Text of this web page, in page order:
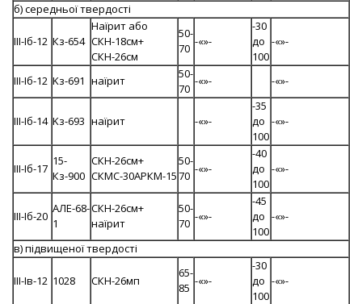
б) середньої твердості
III-Iб-12 Кз-654
Наїрит або
СКН-18см+
СКН-26см
50-
70 -«»-
-30
до
100
-«»-
III-Iб-12 Kз-691 наїрит
50-
70
-«»- -«»-
III-Iб-14 Kз-693 наїрит -«»-
-35
до
100
-«»-
III-Iб-17
15-
Кз-900
СКН-26см+
СКМС-30АРКМ-15
50-
70 -«»-
-40
до
100
-«»-
III-Iб-20
АЛЕ-68-
1
СКН-26см+
наїрит
50-
70 -«»-
-45
до
100
-«»-
в) підвищеної твердості
III-Iв-12 1028 СКН-26мп
65-
85 -«»-
-30
до
100
-«»-